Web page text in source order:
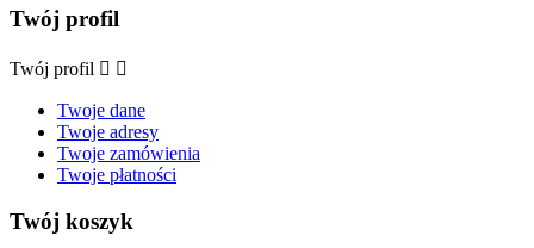
Twój profil
Twój profil  
Twoje dane
Twoje adresy
Twoje zamówienia
Twoje płatności
Twój koszyk